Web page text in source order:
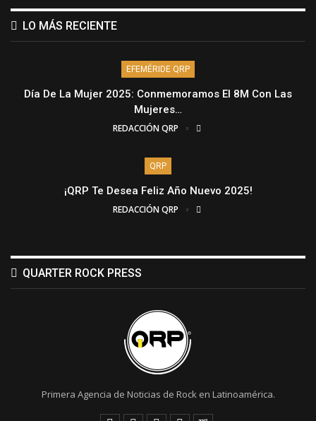
LO MÁS RECIENTE
EFEMÉRIDE QRP
Día De La Mujer 2025: Conmemoramos El 8M Con Las
Mujeres…
REDACCIÓN QRP
QRP
¡QRP Te Desea Feliz Año Nuevo 2025!
REDACCIÓN QRP
QUARTER ROCK PRESS
Primera Agencia de Noticias de Rock en Latinoamérica.